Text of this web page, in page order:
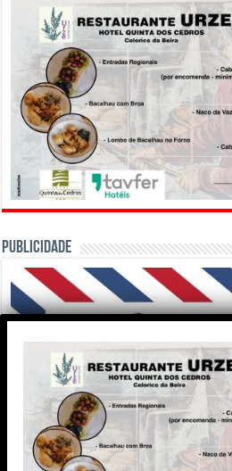
PUBLICIDADE